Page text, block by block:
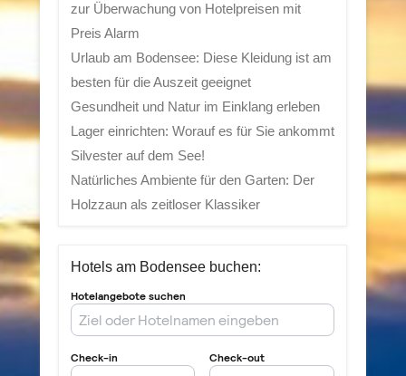
zur Überwachung von Hotelpreisen mit
Preis Alarm
Urlaub am Bodensee: Diese Kleidung ist am
besten für die Auszeit geeignet
Gesundheit und Natur im Einklang erleben
Lager einrichten: Worauf es für Sie ankommt
Silvester auf dem See!
Natürliches Ambiente für den Garten: Der
Holzzaun als zeitloser Klassiker
Hotels am Bodensee buchen: